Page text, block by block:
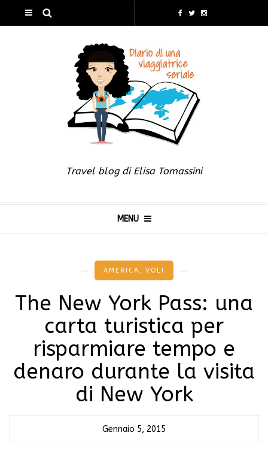
Travel blog di Elisa Tomassini
MENU
AMERICA , VOLI
The New York Pass: una
carta turistica per
risparmiare tempo e
denaro durante la visita
di New York
Gennaio 5, 2015